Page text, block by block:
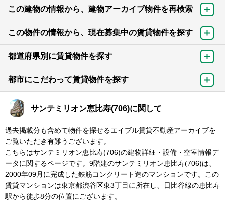
この建物の情報から、建物アーカイブ物件を再検索
この物件の情報から、現在募集中の賃貸物件を探す
都道府県別に賃貸物件を探す
都市にこだわって賃貸物件を探す
サンテミリオン恵比寿(706)に関して
過去掲載分も含めて物件を探せるエイブル賃貸不動産アーカイブを
ご覧いただき有難うございます。
こちらはサンテミリオン恵比寿(706)の建物詳細・設備・空室情報デ
ータに関するページです。9階建のサンテミリオン恵比寿(706)は、
2000年09月に完成した鉄筋コンクリート造のマンションです。この
賃貸マンションは東京都渋谷区東3丁目に所在し、日比谷線の恵比寿
駅から徒歩8分の位置にございます。